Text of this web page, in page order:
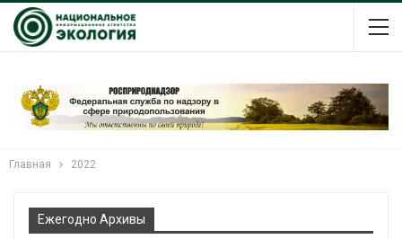
Главная 2022
Ежегодно Архивы